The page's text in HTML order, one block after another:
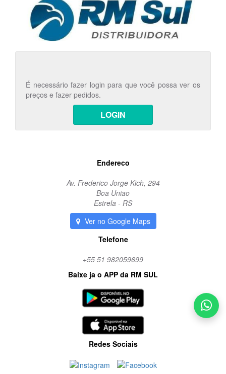
É necessário fazer login para que você possa ver os
preços e fazer pedidos.
LOGIN
Endereco
Av. Frederico Jorge Kich, 294
Boa Uniao
Estrela - RS
Ver no Google Maps
Telefone
+55 51 982059699
Baixe ja o APP da RM SUL
Redes Sociais